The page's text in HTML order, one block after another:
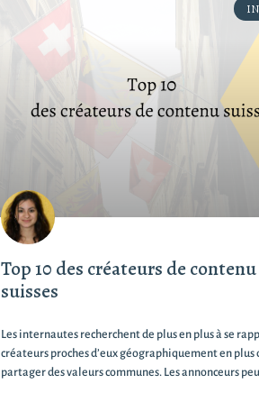
Top 10 des créateurs de contenu
suisses
Les internautes recherchent de plus en plus à se
créateurs proches d’eux géographiquement en plus
partager des valeurs communes. Les annonceurs